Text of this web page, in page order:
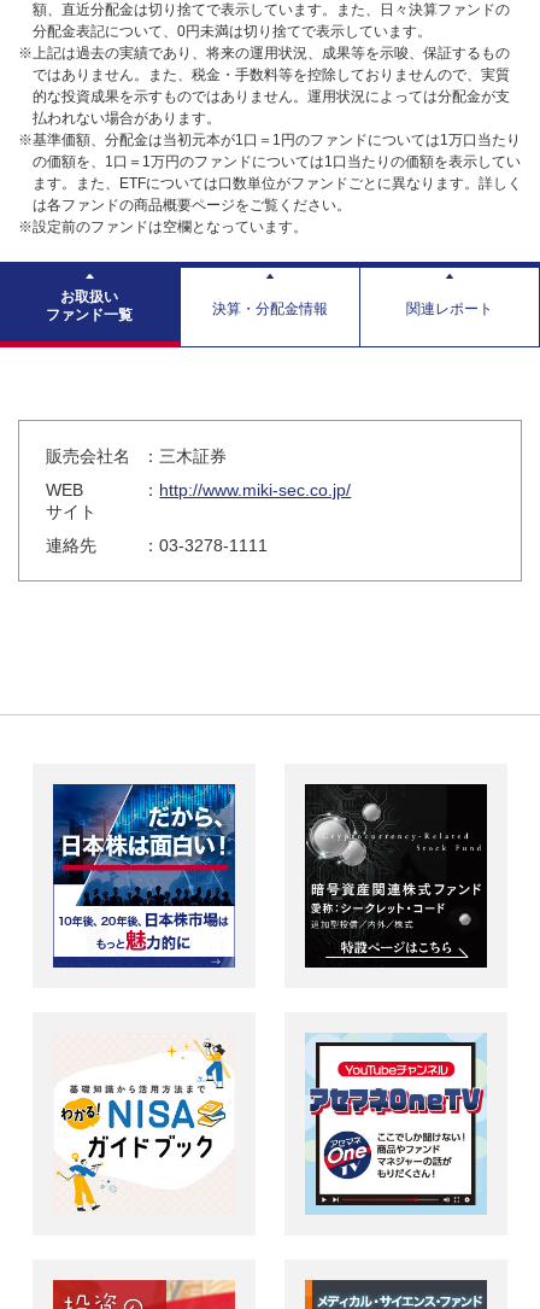
額、直近分配金は切り捨てで表示しています。また、日々決算ファンドの
分配金表記について、0円未満は切り捨てで表示しています。
※上記は過去の実績であり、将来の運用状況、成果等を示唆、保証するもの
ではありません。また、税金・手数料等を控除しておりませんので、実質
的な投資成果を示すものではありません。運用状況によっては分配金が支
払われない場合があります。
※基準価額、分配金は当初元本が1口＝1円のファンドについては1万口当たり
の価額を、1口＝1万円のファンドについては1口当たりの価額を表示してい
ます。また、ETFについては口数単位がファンドごとに異なります。詳しく
は各ファンドの商品概要ページをご覧ください。
※設定前のファンドは空欄となっています。
お取扱い
ファンド一覧
決算・分配金情報 関連レポート
販売会社名
：三木証券
WEB
サイト
： http://www.miki-sec.co.jp/
連絡先 ：03-3278-1111